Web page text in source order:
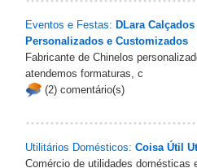
Eventos e Festas: DLara
Personalizados e Customizados
Fabricante de Chinelos
atendemos formaturas, c
(2) comentário(s)
Utilitários Domésticos: Coisa Útil
Comércio de utilidades domésticas